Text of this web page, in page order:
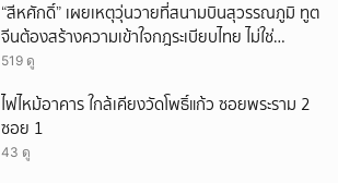
“สีหศักดิ์” เผยเหตุวุ่นวายที่สนามบินสุวรรณภูมิ ทูต
จีนต้องสร้างความเข้าใจกฎระเบียบไทย ไม่ใช่
ปกป้องฝ่ายจีนเพียงอย่างเดียว
519 ดู
ไฟไหม้อาคาร ใกล้เคียงวัดโพธิ์แก้ว ซอยพระราม 2
ซอย 1
43 ดู